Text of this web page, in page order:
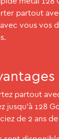
partout
vous vos
partout
jusqu'à 128
de 2 ans